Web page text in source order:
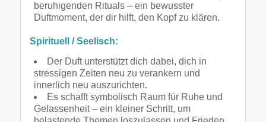
beruhigenden Rituals – ein bewusster
Duftmoment, der dir hilft, den Kopf zu klären.
Spirituell / Seelisch:
Der Duft unterstützt dich dabei, dich in
stressigen Zeiten neu zu verankern und
innerlich neu auszurichten.
Es schafft symbolisch Raum für Ruhe und
Gelassenheit – ein kleiner Schritt, um